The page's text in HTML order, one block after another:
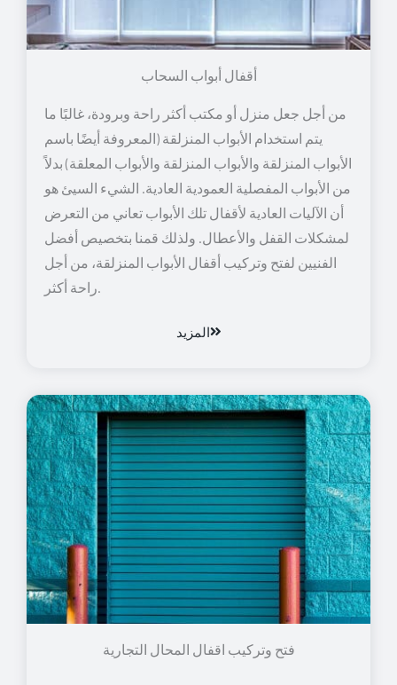
أقفال أبواب السحاب
من أجل جعل منزل أو مكتب أكثر راحة وبرودة، غالبًا ما
يتم استخدام الأبواب المنزلقة (المعروفة أيضًا باسم
الأبواب المنزلقة والأبواب المنزلقة والأبواب المعلقة) بدلاً
من الأبواب المفصلية العمودية العادية. الشيء السيئ هو
أن الآليات العادية لأقفال تلك الأبواب تعاني من التعرض
لمشكلات القفل والأعطال. ولذلك قمنا بتخصيص أفضل
الفنيين لفتح وتركيب أقفال الأبواب المنزلقة، من أجل
راحة أكثر.
المزيد
فتح وتركيب اقفال المحال التجارية